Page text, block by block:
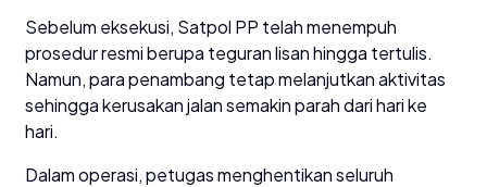
Sebelum eksekusi, Satpol PP telah menempuh
prosedur resmi berupa teguran lisan hingga tertulis.
Namun, para penambang tetap melanjutkan aktivitas
sehingga kerusakan jalan semakin parah dari hari ke
hari.
Dalam operasi, petugas menghentikan seluruh